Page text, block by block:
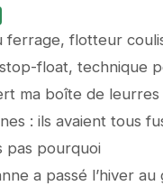
ferrage,flotteur
stop-float, technique
ma boîte de
: ils avaient tous
pas pourquoi
a passé l’hiver au